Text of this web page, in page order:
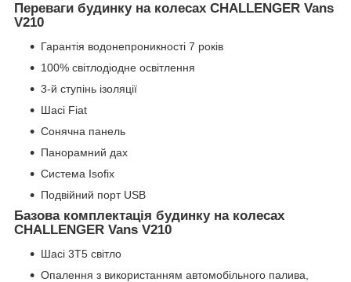
Переваги будинку на колесах CHALLENGER Vans
V210
Гарантія водонепроникності 7 років
100% світлодіодне освітлення
3-й ступінь ізоляції
Шасі Fiat
Сонячна панель
Панорамний дах
Система Isofix
Подвійний порт USB
Базова комплектація будинку на колесах
CHALLENGER Vans V210
Шасі 3T5 світло
Опалення з використанням автомобільного палива,